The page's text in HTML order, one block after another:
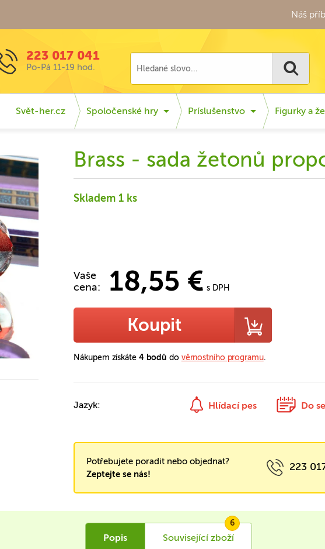
Náš
223 017 041
Po-Pá 11-19 hod.
Svět-her.cz Spoločenské hry Príslušenstvo Figurky a
Brass - sada žetonů
Vaše
cena:
18,55 € s DPH
Skladem 1 ks
Koupit
Nákupem získáte 4 bodů do věrnostního programu.
Jazyk: Hlídací pes Do
Potřebujete poradit nebo objednat?
Zeptejte se nás!
223
Popis Související zboží
6